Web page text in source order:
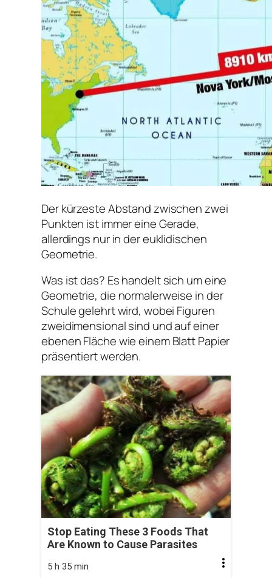
Der kürzeste Abstand zwischen zwei
Punkten ist immer eine Gerade,
allerdings nur in der euklidischen
Geometrie.
Was ist das? Es handelt sich um eine
Geometrie, die normalerweise in der
Schule gelehrt wird, wobei Figuren
zweidimensional sind und auf einer
ebenen Fläche wie einem Blatt Papier
präsentiert werden.
Stop Eating These 3 Foods That
Are Known to Cause Parasites
5 h 35 min